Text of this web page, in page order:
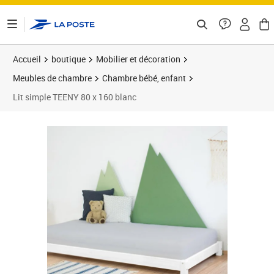
Accueil boutique
Mobilier et décoration
Meubles de chambre
Chambre bébé, enfant
Lit simple TEENY 80 x 160 blanc